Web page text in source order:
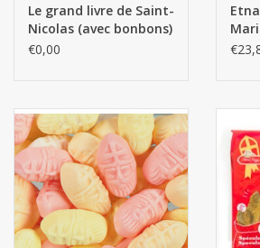
Le grand livre de Saint-
Nicolas (avec bonbons)
€0,00